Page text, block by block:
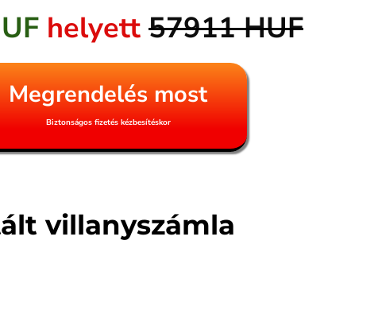
helyett 57911 HUF
Megrendelés most
Biztonságos fizetés kézbesítéskor
villanyszámla